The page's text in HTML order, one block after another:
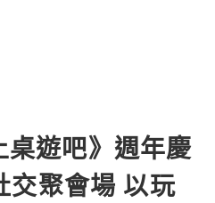
桌遊吧》週年慶
交聚會場 以玩